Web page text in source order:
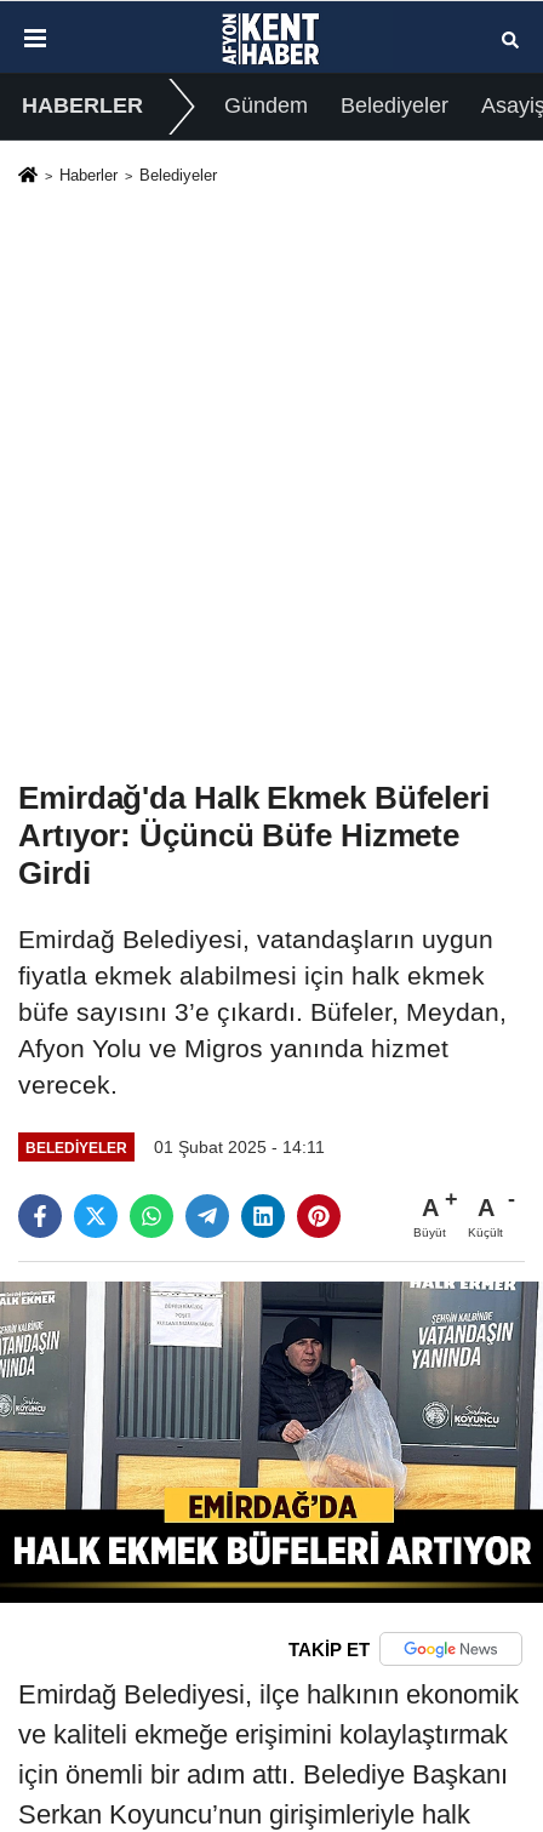
HABERLER Gündem Belediyeler
Haberler Belediyeler
Emirdağ'da Halk Ekmek Büfeleri
Artıyor: Üçüncü Büfe Hizmete
Girdi
Emirdağ Belediyesi, vatandaşların uygun
fiyatla ekmek alabilmesi için halk ekmek
büfe sayısını 3’e çıkardı. Büfeler, Meydan,
Afyon Yolu ve Migros yanında hizmet
verecek.
BELEDIYELER 01 Şubat 2025 - 14:11
A
Büyüt
A
Küçült
TAKİP ET
Emirdağ Belediyesi, ilçe halkının ekonomik
ve kaliteli ekmeğe erişimini kolaylaştırmak
için önemli bir adım attı. Belediye Başkanı
Serkan Koyuncu’nun girişimleriyle halk